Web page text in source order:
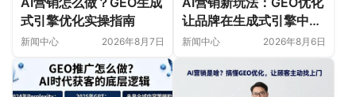
式引擎优化实操指南
新闻中心 2026年8月7日
让品牌在生成式引擎中被
首选
新闻中心 2026年8月6日